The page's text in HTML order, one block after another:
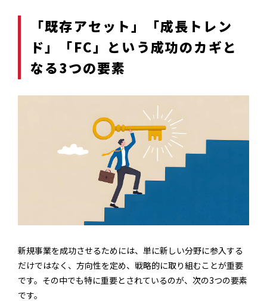
「既存アセット」「成長トレン
ド」「FC」という成功のカギと
なる3つの要素
新規事業を成功させるためには、単に新しい分野に参入する
だけではなく、方向性を定め、戦略的に取り組むことが重要
です。その中でも特に重要とされているのが、次の3つの要素
です。